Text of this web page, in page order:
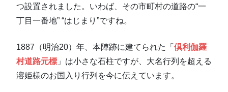
つ設置されました。いわば、その市町村の道路の“一
丁目一番地” “はじまり”ですね。
1887（明治20）年、本陣跡に建てられた「 倶利伽羅
村道路元標 」は小さな石柱ですが、大名行列を超える
溶姫様のお国入り行列を今に伝えています。